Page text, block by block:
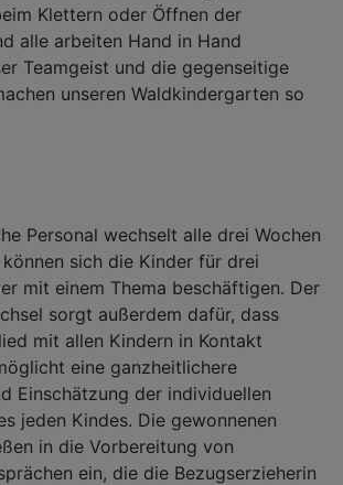
Klettern oder Öffnen der
alle arbeiten Hand in Hand
Teamgeist und die gegenseitige
unseren Waldkindergarten so
Personal wechselt alle drei Wochen
sich die Kinder für drei
mit einem Thema beschäftigen. Der
sorgt außerdem dafür, dass
mit allen Kindern in Kontakt
eine ganzheitlichere
Einschätzung der individuellen
jeden Kindes. Die gewonnenen
in die Vorbereitung von
ein, die die Bezugserzieherin